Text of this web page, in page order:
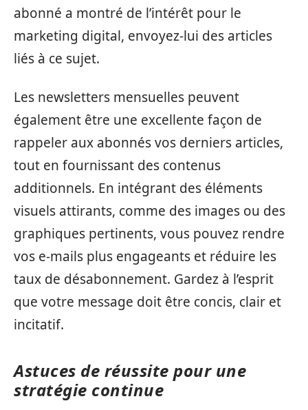
abonné a montré de l’intérêt pour le
marketing digital, envoyez-lui des articles
liés à ce sujet.
Les newsletters mensuelles peuvent
également être une excellente façon de
rappeler aux abonnés vos derniers articles,
tout en fournissant des contenus
additionnels. En intégrant des éléments
visuels attirants, comme des images ou des
graphiques pertinents, vous pouvez rendre
vos e-mails plus engageants et réduire les
taux de désabonnement. Gardez à l’esprit
que votre message doit être concis, clair et
incitatif.
Astuces de réussite pour une
stratégie continue